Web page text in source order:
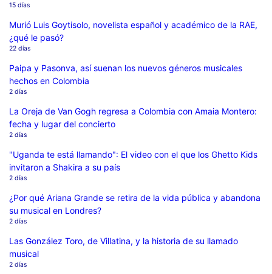
15 días
Murió Luis Goytisolo, novelista español y académico de la RAE,
¿qué le pasó?
22 días
Paipa y Pasonva, así suenan los nuevos géneros musicales
hechos en Colombia
2 días
La Oreja de Van Gogh regresa a Colombia con Amaia Montero:
fecha y lugar del concierto
2 días
"Uganda te está llamando": El video con el que los Ghetto Kids
invitaron a Shakira a su país
2 días
¿Por qué Ariana Grande se retira de la vida pública y abandona
su musical en Londres?
2 días
Las González Toro, de Villatina, y la historia de su llamado
musical
2 días